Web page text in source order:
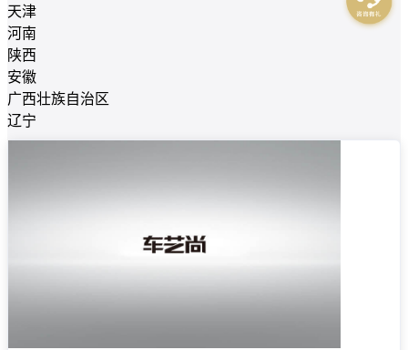
天津
河南
陕西
安徽
广西壮族自治区
辽宁